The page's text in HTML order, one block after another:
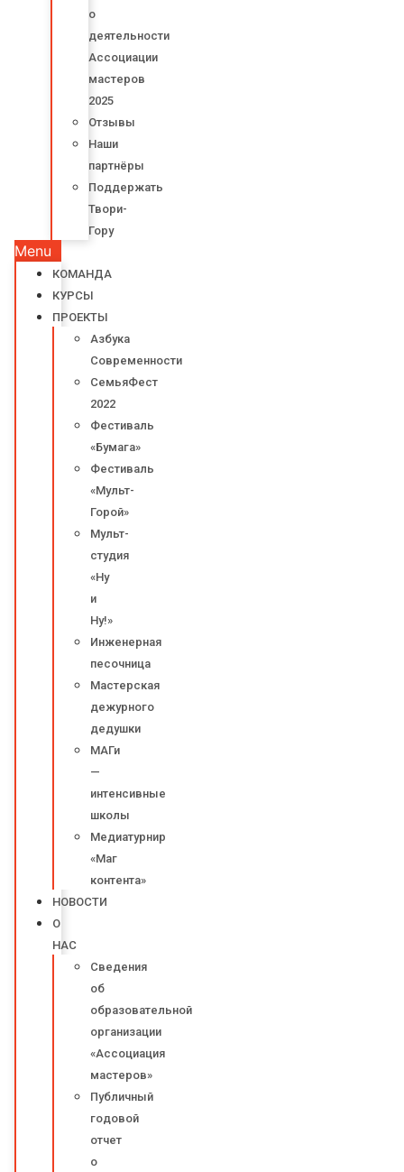
о
деятельности
Ассоциации
мастеров
2025
Отзывы
Наши
партнёры
Поддержать
Твори-
Гору
Menu
КОМАНДА
КУРСЫ
ПРОЕКТЫ
Азбука
Современности
СемьяФест
2022
Фестиваль
«Бумага»
Фестиваль
«Мульт-
Горой»
Мульт-
студия
«Ну
и
Ну!»
Инженерная
песочница
Мастерская
дежурного
дедушки
МАГи
—
интенсивные
школы
Медиатурнир
«Маг
контента»
НОВОСТИ
О
НАС
Сведения
об
образовательной
организации
«Ассоциация
мастеров»
Публичный
годовой
отчет
о